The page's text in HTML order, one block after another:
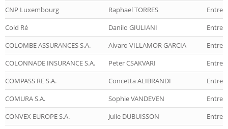
CNP Luxembourg Raphael TORRES
Cold Ré
Danilo GIULIANI
COLOMBE ASSURANCES S.A.
Alvaro VILLAMOR GARCIA
COLONNADE INSURANCE S.A.
Peter CSAKVARI
COMPASS RE S.A.
Concetta ALIBRANDI
COMURA S.A.
Sophie VANDEVEN
CONVEX EUROPE S.A.
Julie DUBUISSON